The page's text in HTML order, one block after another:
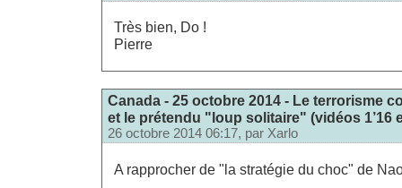
Très bien, Do !
Pierre
Canada - 25 octobre 2014 - Le terrorisme
et le prétendu "loup solitaire" (vidéos 1’16
26 octobre 2014 06:17, par Xarlo
A rapprocher de "la stratégie du choc" de